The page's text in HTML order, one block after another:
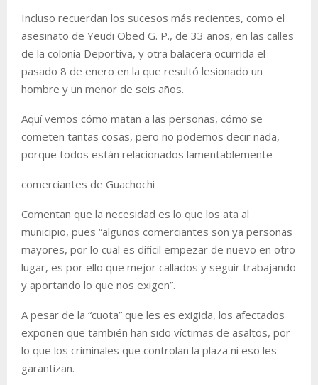
Incluso recuerdan los sucesos más recientes, como el
asesinato de Yeudi Obed G. P., de 33 años, en las calles
de la colonia Deportiva, y otra balacera ocurrida el
pasado 8 de enero en la que resultó lesionado un
hombre y un menor de seis años.
Aquí vemos cómo matan a las personas, cómo se
cometen tantas cosas, pero no podemos decir nada,
porque todos están relacionados lamentablemente
comerciantes de Guachochi
Comentan que la necesidad es lo que los ata al
municipio, pues “algunos comerciantes son ya personas
mayores, por lo cual es difícil empezar de nuevo en otro
lugar, es por ello que mejor callados y seguir trabajando
y aportando lo que nos exigen”.
A pesar de la “cuota” que les es exigida, los afectados
exponen que también han sido víctimas de asaltos, por
lo que los criminales que controlan la plaza ni eso les
garantizan.